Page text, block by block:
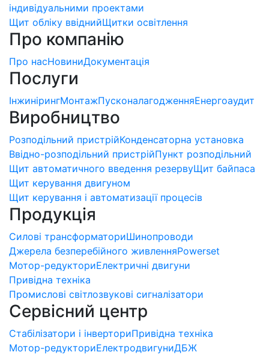
індивідуальними проектами
Щит обліку ввіднийЩитки освітлення
Про компанію
Про насНовиниДокументація
Послуги
ІнжинірингМонтажПусконалагодженняЕнергоаудит
Виробництво
Розподільний пристрійКонденсаторна установка
Ввідно-розподільний пристрійПункт розподільний
Щит автоматичного введення резервуЩит байпаса
Щит керування двигуном
Щит керування і автоматизації процесів
Продукція
Силові трансформаториШинопроводи
Джерела безперебійного живленняPowerset
Мотор-редукториЕлектричні двигуни
Привідна техніка
Промислові світлозвукові сигналізатори
Сервісний центр
Стабілізатори і інверториПривідна техніка
Мотор-редукториЕлектродвигуниДБЖ